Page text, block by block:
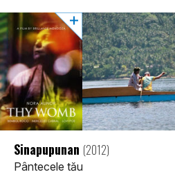
Sinapupunan (2012)
Pântecele tău